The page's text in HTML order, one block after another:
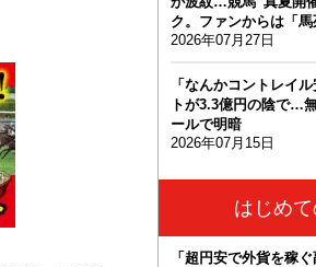
ク。ファンからは「
2026年07月27日
「なんかコントレイ
トが3.3億円の陰で…
ールで明暗
2026年07月15日
はじめ
「超円安で外貨を稼